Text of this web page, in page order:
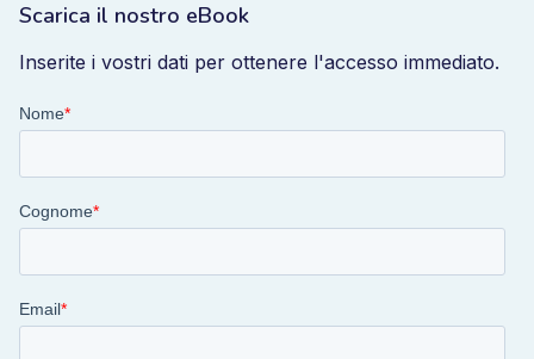
Scarica il nostro eBook
Inserite i vostri dati per ottenere l'accesso immediato.